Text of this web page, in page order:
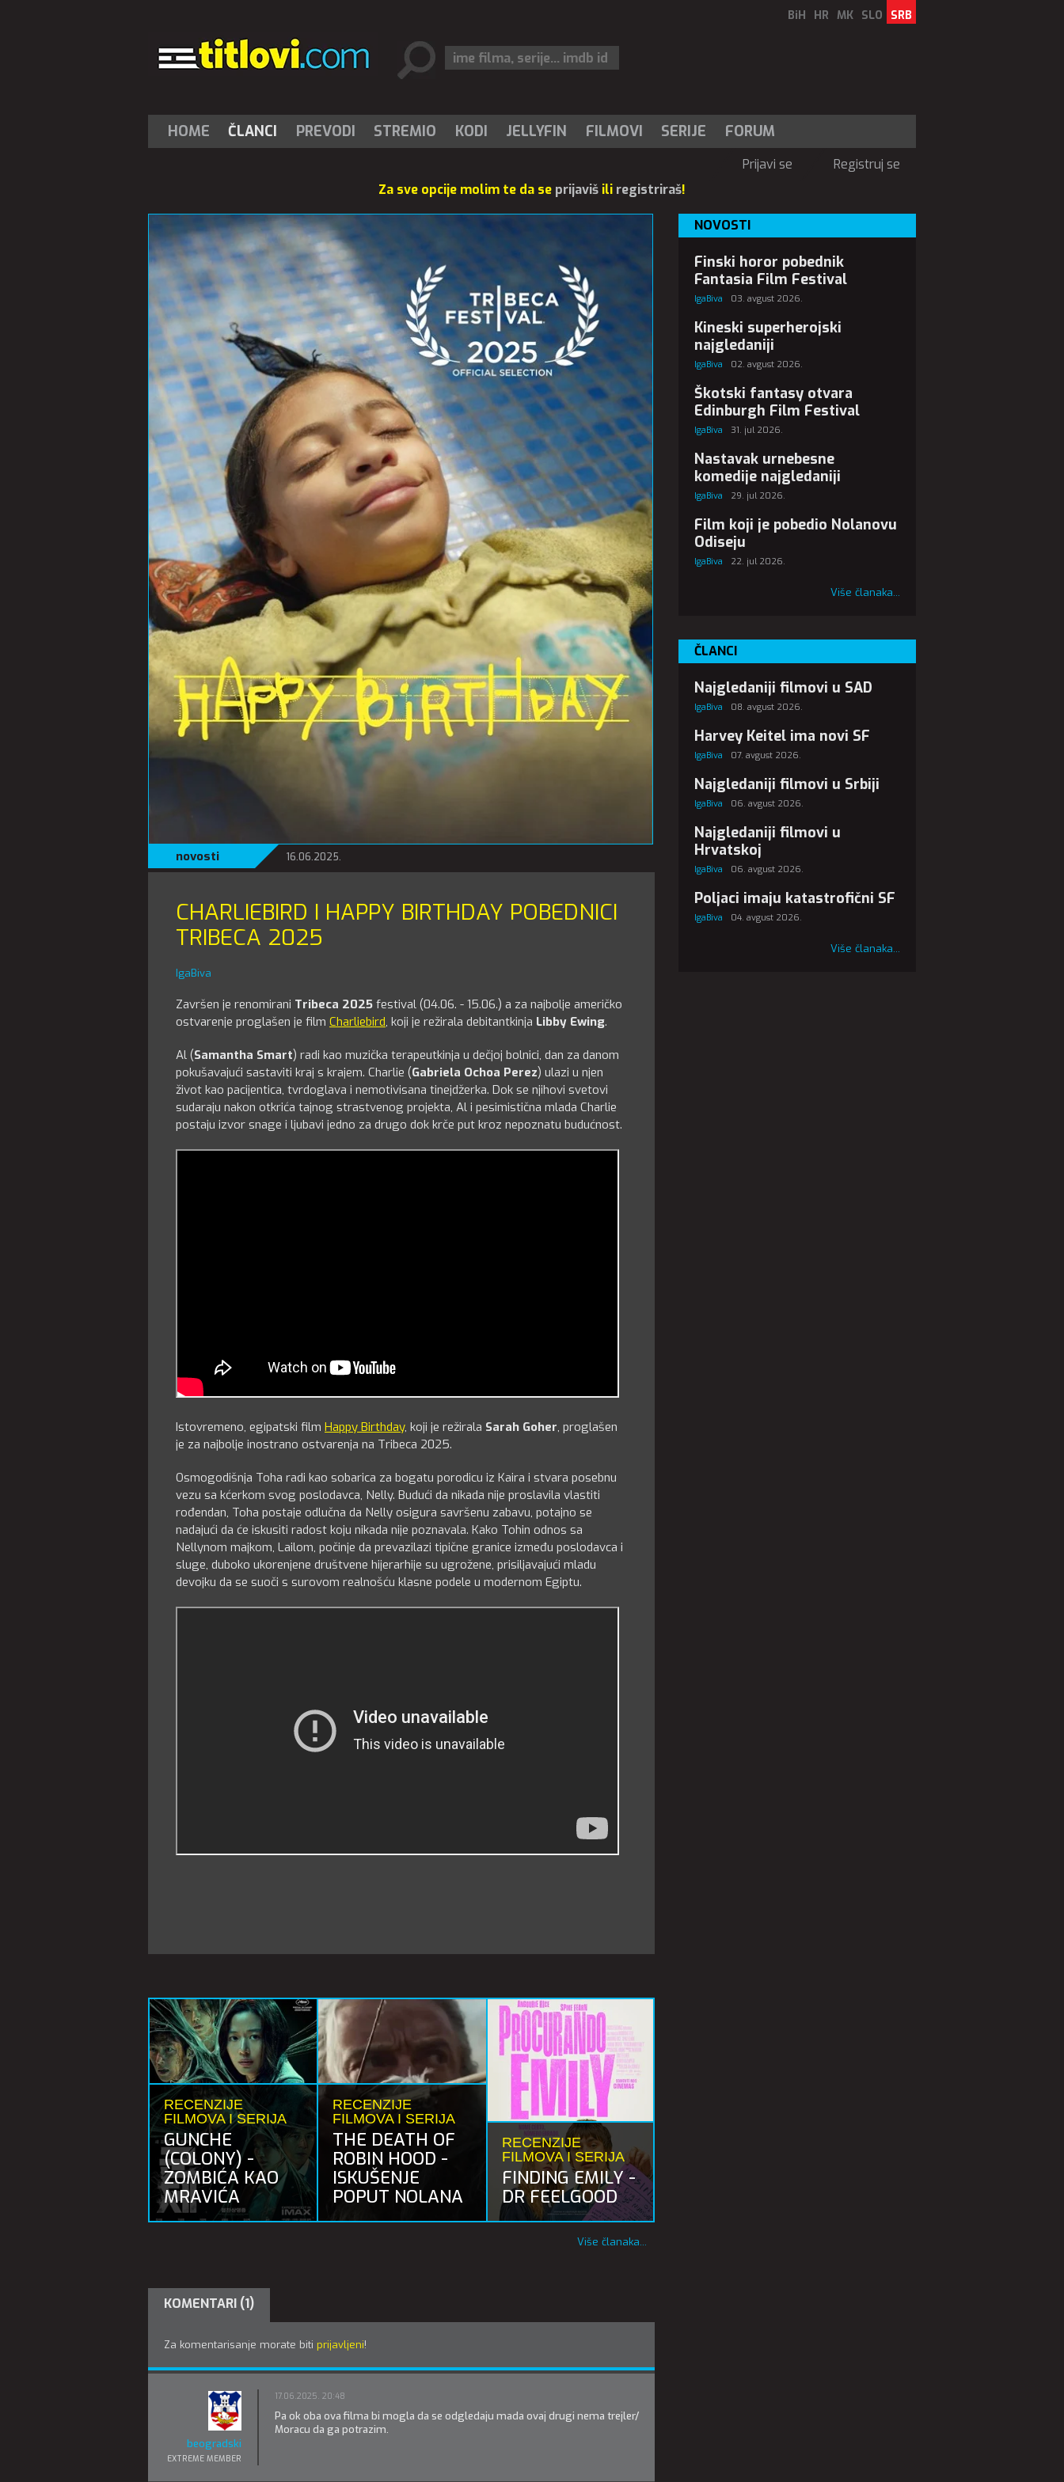
BiH HR MK SLO SRB
HOME ČLANCI PREVODI STREMIO KODI JELLYFIN FILMOVI SERIJE FORUM
Prijavi se
Registruj se
Za sve opcije molim te da se prijaviš ili registriraš!
novosti 16.06.2025.
CHARLIEBIRD I HAPPY BIRTHDAY POBEDNICI
TRIBECA 2025
IgaBiva
Završen je renomirani Tribeca 2025 festival (04.06. - 15.06.) a za najbolje američko
ostvarenje proglašen je film Charliebird, koji je režirala debitantkinja Libby Ewing.
Al (Samantha Smart) radi kao muzička terapeutkinja u dečjoj bolnici, dan za danom
pokušavajući sastaviti kraj s krajem. Charlie (Gabriela Ochoa Perez) ulazi u njen
život kao pacijentica, tvrdoglava i nemotivisana tinejdžerka. Dok se njihovi svetovi
sudaraju nakon otkrića tajnog strastvenog projekta, Al i pesimistična mlada Charlie
postaju izvor snage i ljubavi jedno za drugo dok krče put kroz nepoznatu budućnost.
Istovremeno, egipatski film Happy Birthday, koji je režirala Sarah Goher, proglašen
je za najbolje inostrano ostvarenja na Tribeca 2025.
Osmogodišnja Toha radi kao sobarica za bogatu porodicu iz Kaira i stvara posebnu
vezu sa kćerkom svog poslodavca, Nelly. Budući da nikada nije proslavila vlastiti
rođendan, Toha postaje odlučna da Nelly osigura savršenu zabavu, potajno se
nadajući da će iskusiti radost koju nikada nije poznavala. Kako Tohin odnos sa
Nellynom majkom, Lailom, počinje da prevazilazi tipične granice između poslodavca i
sluge, duboko ukorenjene društvene hijerarhije su ugrožene, prisiljavajući mladu
devojku da se suoči s surovom realnošću klasne podele u modernom Egiptu.
RECENZIJE
FILMOVA I SERIJA
GUNCHE
(COLONY) -
ZOMBIĆA KAO
MRAVIĆA
RECENZIJE
FILMOVA I SERIJA
THE DEATH OF
ROBIN HOOD -
ISKUŠENJE
POPUT NOLANA
RECENZIJE
FILMOVA I SERIJA
FINDING EMILY -
DR FEELGOOD
Više članaka...
KOMENTARI (1)
Za komentarisanje morate biti prijavljeni!
beogradski
EXTREME MEMBER
17.06.2025. 20:48
Pa ok oba ova filma bi mogla da se odgledaju mada ovaj drugi nema trejler/
Moracu da ga potrazim.
NOVOSTI
Finski horor pobednik
Fantasia Film Festival
IgaBiva 03. avgust 2026.
Kineski superherojski
najgledaniji
IgaBiva 02. avgust 2026.
Škotski fantasy otvara
Edinburgh Film Festival
IgaBiva 31. jul 2026.
Nastavak urnebesne
komedije najgledaniji
IgaBiva 29. jul 2026.
Film koji je pobedio Nolanovu
Odiseju
IgaBiva 22. jul 2026.
Više članaka...
ČLANCI
Najgledaniji filmovi u SAD
IgaBiva 08. avgust 2026.
Harvey Keitel ima novi SF
IgaBiva 07. avgust 2026.
Najgledaniji filmovi u Srbiji
IgaBiva 06. avgust 2026.
Najgledaniji filmovi u
Hrvatskoj
IgaBiva 06. avgust 2026.
Poljaci imaju katastrofični SF
IgaBiva 04. avgust 2026.
Više članaka...